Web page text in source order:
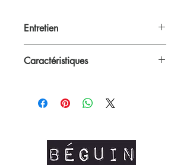
Entretien
mais nous recommandons néanmoins un
Caractéristiques
Unisex (convient aux femmes et aux
hommes)
organique certifié OCS #coton bio
Manches courtes